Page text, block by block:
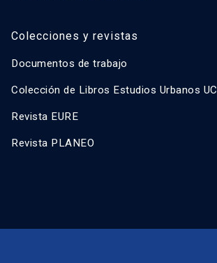
Colecciones y revistas
Documentos de trabajo
Colección de Libros Estudios Urbanos UC
Revista EURE
Revista PLANEO